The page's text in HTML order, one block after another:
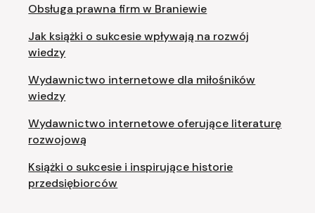
Obsługa prawna firm w Braniewie
Jak książki o sukcesie wpływają na rozwój
wiedzy
Wydawnictwo internetowe dla miłośników
wiedzy
Wydawnictwo internetowe oferujące literaturę
rozwojową
Książki o sukcesie i inspirujące historie
przedsiębiorców